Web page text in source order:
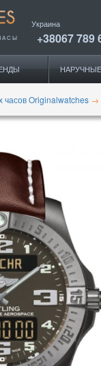
Украина
+38067 789
часов Originalwatches →